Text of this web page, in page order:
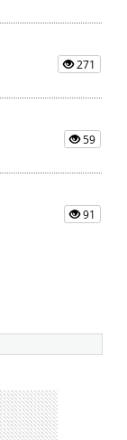
271
59
91